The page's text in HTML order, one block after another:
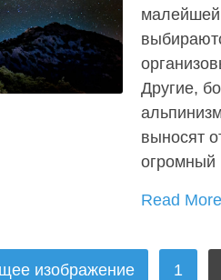
Другие,
выносят
огромный
Read
изображение 1